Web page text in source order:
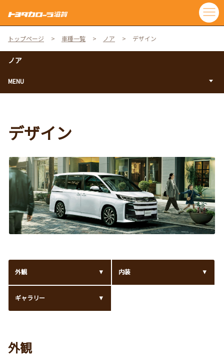
トップページ 車種一覧 ノア デザイン
ノア
MENU
デザイン
外観 内装
ギャラリー
外観